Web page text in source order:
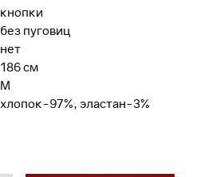
кнопки
без пуговиц
нет
186 см
M
хлопок-97%, эластан-3%